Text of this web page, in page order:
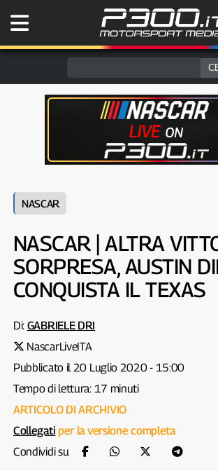
NASCAR
NASCAR | ALTRA
SORPRESA, AUSTIN
CONQUISTA IL TEXAS
Di: GABRIELE DRI
NascarLiveITA
Pubblicato il 20 Luglio 2020 - 15:00
Tempo di lettura: 17 minuti
ARTICOLO DI ARCHIVIO
Collegati per la versione completa
Condividi su